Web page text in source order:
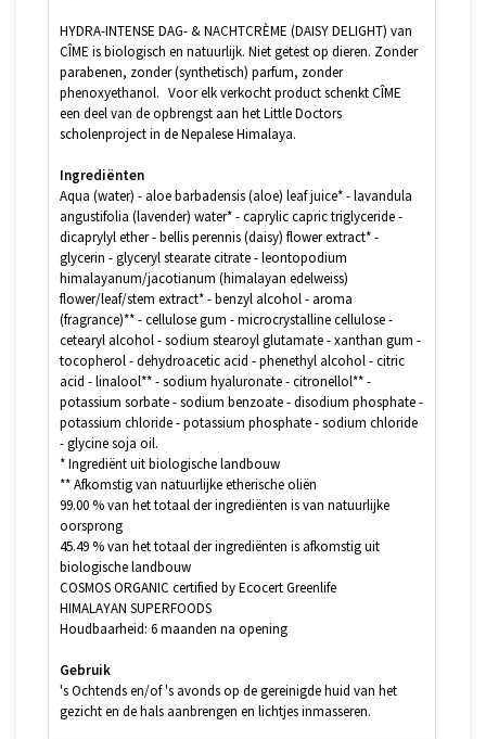
HYDRA-INTENSE DAG- & NACHTCRÈME (DAISY DELIGHT) van
CÎME is biologisch en natuurlijk. Niet getest op dieren. Zonder
parabenen, zonder (synthetisch) parfum, zonder
phenoxyethanol. Voor elk verkocht product schenkt CÎME
een deel van de opbrengst aan het Little Doctors
scholenproject in de Nepalese Himalaya.
Ingrediënten
Aqua (water) - aloe barbadensis (aloe) leaf juice* - lavandula
angustifolia (lavender) water* - caprylic capric triglyceride -
dicaprylyl ether - bellis perennis (daisy) flower extract* -
glycerin - glyceryl stearate citrate - leontopodium
himalayanum/jacotianum (himalayan edelweiss)
flower/leaf/stem extract* - benzyl alcohol - aroma
(fragrance)** - cellulose gum - microcrystalline cellulose -
cetearyl alcohol - sodium stearoyl glutamate - xanthan gum -
tocopherol - dehydroacetic acid - phenethyl alcohol - citric
acid - linalool** - sodium hyaluronate - citronellol** -
potassium sorbate - sodium benzoate - disodium phosphate -
potassium chloride - potassium phosphate - sodium chloride
- glycine soja oil.
* Ingrediënt uit biologische landbouw
** Afkomstig van natuurlijke etherische oliën
99.00 % van het totaal der ingrediënten is van natuurlijke
oorsprong
45.49 % van het totaal der ingrediënten is afkomstig uit
biologische landbouw
COSMOS ORGANIC certified by Ecocert Greenlife
HIMALAYAN SUPERFOODS
Houdbaarheid: 6 maanden na opening
Gebruik
's Ochtends en/of 's avonds op de gereinigde huid van het
gezicht en de hals aanbrengen en lichtjes inmasseren.